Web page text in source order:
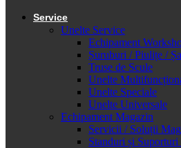
Service
Unelte Service
Echipament
Șuruburi / Piulițe /
Truse de Scule
Unelte
Unelte Speciale
Unelte Universale
Echipament Magazin
Servicii / Soluții
Standuri și